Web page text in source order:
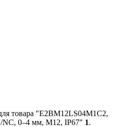
товара "E2BM12LS04M1C2,
NC, 0–4 мм, М12, IP67" 1.